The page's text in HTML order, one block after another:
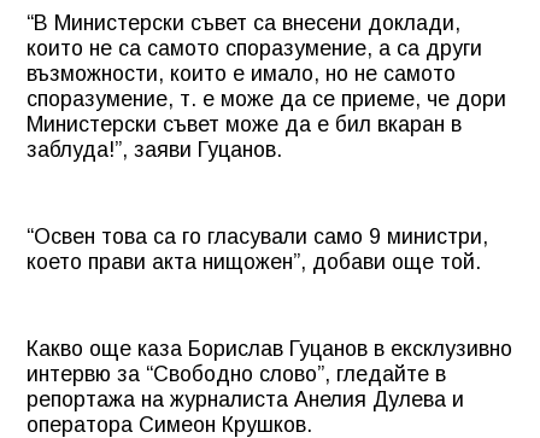
“В Министерски съвет са внесени доклади,
които не са самото споразумение, а са други
възможности, които е имало, но не самото
споразумение, т. е може да се приеме, че дори
Министерски съвет може да е бил вкаран в
заблуда!”, заяви Гуцанов.
“Освен това са го гласували само 9 министри,
което прави акта нищожен”, добави още той.
Какво още каза Борислав Гуцанов в ексклузивно
интервю за “Свободно слово”, гледайте в
репортажа на журналиста Анелия Дулева и
оператора Симеон Крушков.